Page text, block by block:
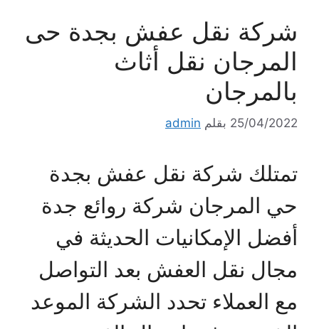
شركة نقل عفش بجدة حى
المرجان نقل أثاث
بالمرجان
25/04/2022 بقلم admin
تمتلك شركة نقل عفش بجدة
حي المرجان شركة روائع جدة
أفضل الإمكانيات الحديثة في
مجال نقل العفش بعد التواصل
مع العملاء تحدد الشركة الموعد